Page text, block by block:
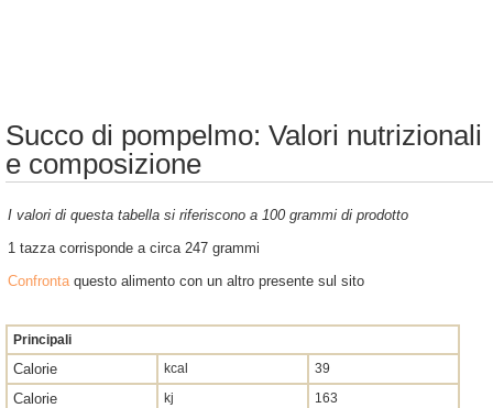
Succo di pompelmo: Valori nutrizionali
e composizione
I valori di questa tabella si riferiscono a 100 grammi di prodotto
1 tazza corrisponde a circa 247 grammi
Confrontaquesto alimento con un altro presente sul sito
Principali
Calorie kcal 39
Calorie kj 163